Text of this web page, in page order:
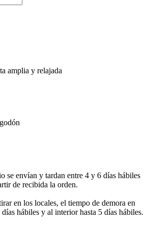
amplia y relajada
se envían y tardan entre 4 y 6 días hábiles
de recibida la orden.
en los locales, el tiempo de demora en
hábiles y al interior hasta 5 días hábiles.